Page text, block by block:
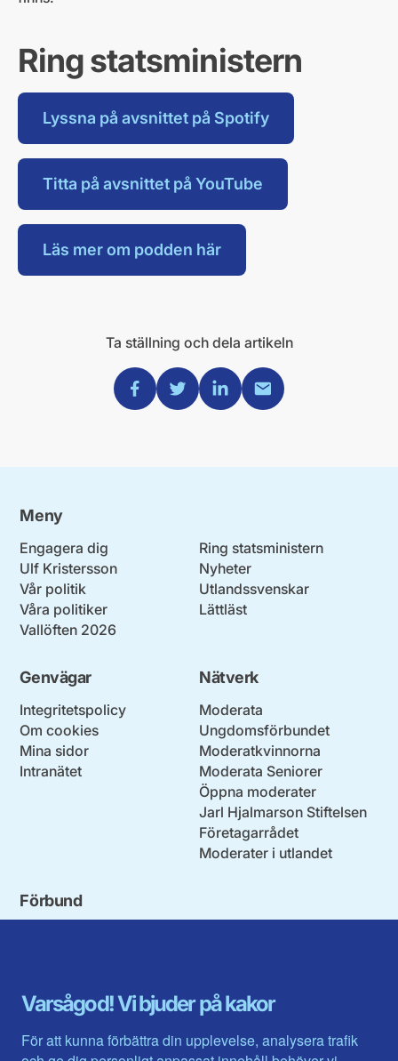
Varsågod! Vi bjuder på kakor
För att kunna förbättra din upplevelse, analysera trafik
Ring statsministern
Lyssna på avsnittet på Spotify
Titta på avsnittet på YouTube
Läs mer om podden här
Ta ställning och dela artikeln
Dela via Facebook
Dela via Twitter
Dela via Linkedin
Dela via Mail
Meny
Engagera dig
Ulf Kristersson
Vår politik
Våra politiker
Vallöften 2026
Ring statsministern
Nyheter
Utlandssvenskar
Lättläst
Genvägar
Integritetspolicy
Om cookies
Mina sidor
Intranätet
Nätverk
Moderata
Ungdomsförbundet
Moderatkvinnorna
Moderata Seniorer
Öppna moderater
Jarl Hjalmarson Stiftelsen
Företagarrådet
Moderater i utlandet
Förbund
Gävleborg
Halland
Jämtlands län
Jönköpings län
Värmlands län
Västerbotten
Västra Götaland
Västernorrland